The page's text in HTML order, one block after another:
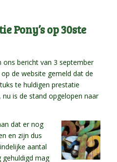
Pony’s op 30ste
ons bericht van 3 september
op de website gemeld dat de
te huldigen prestatie
nu is de stand opgelopen naar
dat er nog
en zijn dus
aantal
gehuldigd mag